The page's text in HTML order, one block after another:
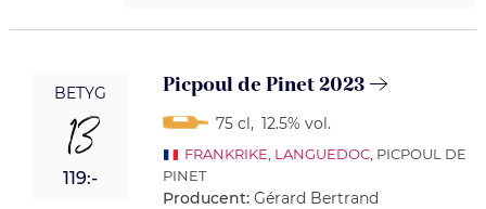
BETYG
13
119:-
Picpoul de Pinet 2023
75 cl, 12.5% vol.
FRANKRIKE LANGUEDOC, PICPOUL DE
PINET
Producent: Gérard Bertrand